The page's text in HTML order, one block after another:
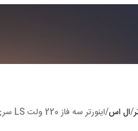
ال اس اینورتر سه فاز 220 ولت LS سری G100 توان 7.5 کیلووات